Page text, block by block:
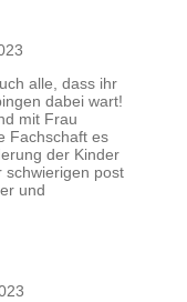
alle, dass ihr
dabei wart!
mit Frau
Fachschaft es
der Kinder
schwierigen post
und